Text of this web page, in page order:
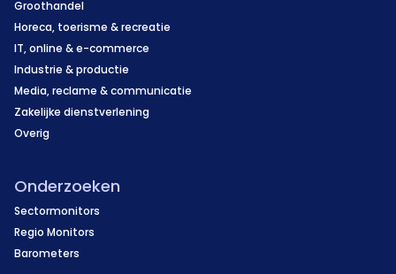
Groothandel
Horeca, toerisme & recreatie
IT, online & e-commerce
Industrie & productie
Media, reclame & communicatie
Zakelijke dienstverlening
Overig
Onderzoeken
Sectormonitors
Regio Monitors
Barometers